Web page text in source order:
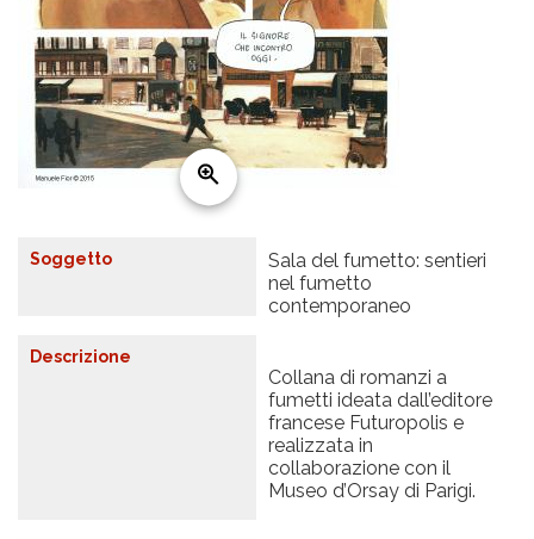
Soggetto
Sala del fumetto: sentieri
nel fumetto
contemporaneo
Descrizione
Collana di romanzi a
fumetti ideata dall’editore
francese Futuropolis e
realizzata in
collaborazione con il
Museo d’Orsay di Parigi.